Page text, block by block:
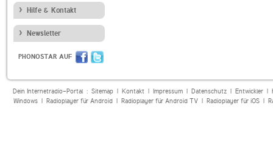
Hilfe & Kontakt
Newsletter
PHONOSTAR AUF
Dein Internetradio-Portal : Sitemap| Kontakt| Impressum| Datenschutz| Entwickler|
Windows| Radioplayer für Android| Radioplayer für Android TV| Radioplayer für iOS|